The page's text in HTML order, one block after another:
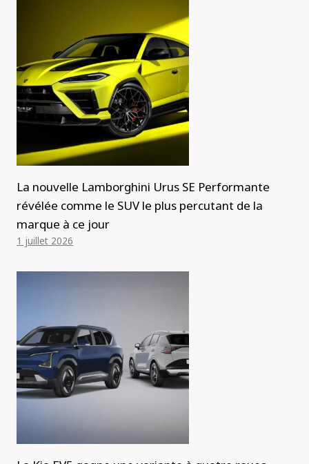
La nouvelle Lamborghini Urus SE Performante
révélée comme le SUV le plus percutant de la
marque à ce jour
1 juillet 2026